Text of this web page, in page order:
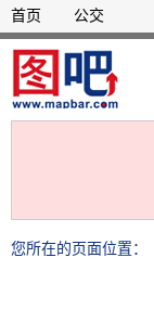
首页 公交
您所在的页面位置：